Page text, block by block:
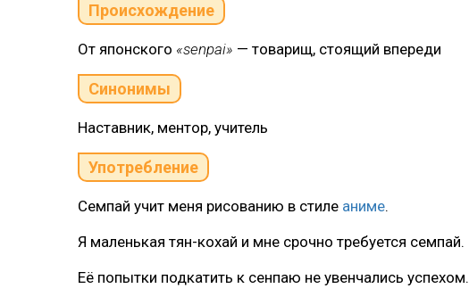
Происхождение
От японского «senpai» — товарищ, стоящий впереди
Синонимы
Наставник, ментор, учитель
Употребление
Семпай учит меня рисованию в стиле аниме.
Я маленькая тян-кохай и мне срочно требуется семпай.
Её попытки подкатить к сенпаю не увенчались успехом.